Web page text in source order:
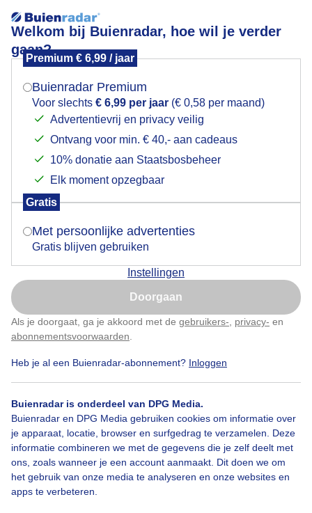
Welkom bij Buienradar, hoe wil je verder
gaan?
Premium € 6,99 / jaar
Buienradar Premium
Voor slechts € 6,99 per jaar (€ 0,58 per maand)
Advertentievrij en privacy veilig
Ontvang voor min. € 40,- aan cadeaus
10% donatie aan Staatsbosbeheer
Elk moment opzegbaar
Gratis
Met persoonlijke advertenties
Gratis blijven gebruiken
Instellingen
Doorgaan
Als je doorgaat, ga je akkoord met de gebruikers- privacy- en
abonnementsvoorwaarden
Heb je al een Buienradar-abonnement? Inloggen
Buienradar is onderdeel van DPG Media.
Buienradar en DPG Media gebruiken cookies om informatie over
je apparaat, locatie, browser en surfgedrag te verzamelen. Deze
informatie combineren we met de gegevens die je zelf deelt met
ons, zoals wanneer je een account aanmaakt. Dit doen we om
het gebruik van onze media te analyseren en onze websites en
apps te verbeteren.
Half 1 nog steeds veel bewolking maar er komt nu
meer blauwe lucht en zon..frisse wind aan zee
Flauwzonnnetje Veelbewolking Maarklaartop
Bekijk slideshow
Mogen we je locatie gebruiken voor het
Indien je hier nog geen akkoord op hebt gegeven,
verschijnt er zo een pop-up uit je browser waarin
Is goed, toon de popup
Nu niet, misschien later
Klik hierom dit aan te passen